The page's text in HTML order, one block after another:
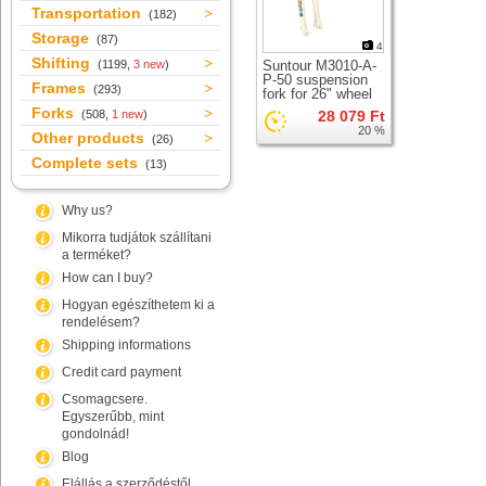
Transportation (182)
Storage (87)
Shifting (1199, 3 new)
Frames (293)
Forks (508, 1 new)
Other products (26)
Complete sets (13)
Why us?
Mikorra tudjátok szállítani
a terméket?
How can I buy?
Hogyan egészíthetem ki a
rendelésem?
Shipping informations
Credit card payment
Csomagcsere.
Egyszerűbb, mint
gondolnád!
Blog
4
Suntour M3010-A-
P-50 suspension
fork for 26" wheel
28 079 Ft
20 %